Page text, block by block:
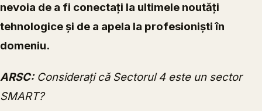
nevoia de a fi conectați la ultimele noutăți
tehnologice și de a apela la profesioniști în
domeniu.
ARSC:Considerați că Sectorul 4 este un sector
SMART?